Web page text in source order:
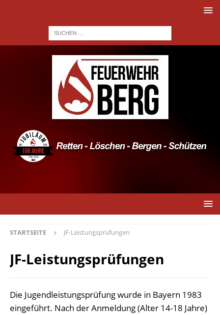
STARTSEITE JF-Leistungsprüfungen
JF-Leistungsprüfungen
Die Jugendleistungsprüfung wurde in Bayern 1983
eingeführt. Nach der Anmeldung (Alter 14-18 Jahre)